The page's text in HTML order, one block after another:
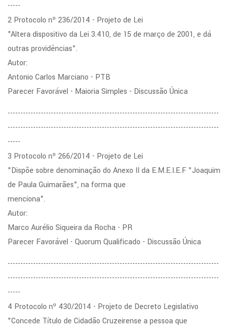
-----
2 Protocolo nº 236/2014 - Projeto de Lei
"Altera dispositivo da Lei 3.410, de 15 de março de 2001, e dá
outras providências".
Autor:
Antonio Carlos Marciano - PTB
Parecer Favorável - Maioria Simples - Discussão Única
-----------------------------------------------------------------------------------
-----------------------------------------------------------------------------------
-----
3 Protocolo nº 266/2014 - Projeto de Lei
"Dispõe sobre denominação do Anexo II da E.M.E.I.E.F "Joaquim
de Paula Guimarães", na forma que
menciona".
Autor:
Marco Aurélio Siqueira da Rocha - PR
Parecer Favorável - Quorum Qualificado - Discussão Única
-----------------------------------------------------------------------------------
-----------------------------------------------------------------------------------
-----
4 Protocolo nº 430/2014 - Projeto de Decreto Legislativo
"Concede Título de Cidadão Cruzeirense a pessoa que